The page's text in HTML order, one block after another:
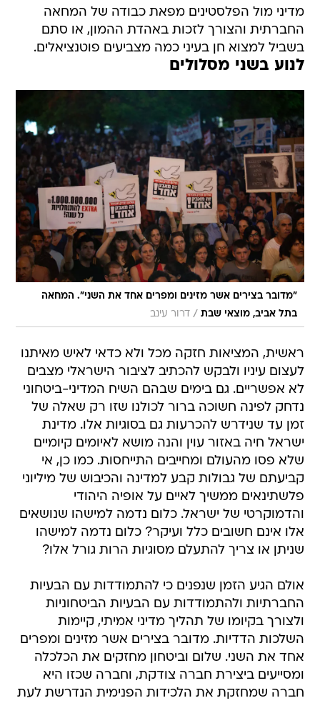
מדיני מול הפלסטינים מפאת כבודה של המחאה
החברתית והצורך לזכות באהדת ההמון, או סתם
בשביל למצוא חן בעיני כמה מצביעים פוטנציאלים.
לנוע בשני מסלולים
"מדובר בצירים אשר מזינים ומפרים אחד את השני". המחאה
בתל אביב, מוצאי שבת / דרור עינב
ראשית, המציאות חזקה מכל ולא כדאי לאיש מאיתנו
לעצום עיניו ולבקש להכתיב לציבור הישראלי מצבים
לא אפשריים. גם בימים שבהם השיח המדיני-ביטחוני
נדחק לפינה חשוכה ברור לכולנו שזו רק שאלה של
זמן עד שנידרש להכרעות גם בסוגיות אלו. מדינת
ישראל חיה באזור עוין והנה מושא לאיומים קיומיים
שלא פסו מהעולם ומחייבים התייחסות. כמו כן, אי
קביעתם של גבולות קבע למדינה והכיבוש של מיליוני
פלשתינאים ממשיך לאיים על אופיה היהודי
והדמוקרטי של ישראל. כלום נדמה למישהו שנושאים
אלו אינם חשובים כלל ועיקר? כלום נדמה למישהו
שניתן או צריך להתעלם מסוגיות הרות גורל אלו?
אולם הגיע הזמן שנפנים כי להתמודדות עם הבעיות
החברתיות ולהתמודדות עם הבעיות הביטחוניות
ולצורך בקיומו של תהליך מדיני אמיתי, קיימות
השלכות הדדיות. מדובר בצירים אשר מזינים ומפרים
אחד את השני. שלום וביטחון מחזקים את הכלכלה
ומסייעים ביצירת חברה צודקת, וחברה שכזו היא
חברה שמחזקת את הלכידות הפנימית הנדרשת לעת